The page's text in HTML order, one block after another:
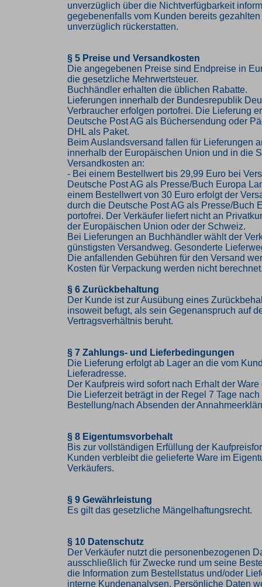
unverzüglich über die Nichtverfügbarkeit
gegebenenfalls vom Kunden bereits
unverzüglich rückerstatten.
§ 5 Preise und Versandkosten
Die angegebenen Preise sind Endpreise in
die gesetzliche Mehrwertsteuer.
Buchhändler erhalten die üblichen Rabatte.
Lieferungen innerhalb der Bundesrepublik
Verbraucher erfolgen portofrei. Die Lieferung
Deutsche Post AG als Büchersendung oder
DHL als Paket.
Beim Auslandsversand fallen für Lieferungen
innerhalb der Europäischen Union und in die
Versandkosten an:
- Bei einem Bestellwert bis 29,99 Euro bei
Deutsche Post AG als Presse/Buch Europa
einem Bestellwert von 30 Euro erfolgt der
durch die Deutsche Post AG als Presse/Buch
portofrei. Der Verkäufer liefert nicht an
der Europäischen Union oder der Schweiz.
Bei Lieferungen an Buchhändler wählt der
günstigsten Versandweg. Gesonderte
Die anfallenden Gebühren für den Versand
Kosten für Verpackung werden nicht
§ 6 Zurückbehaltung
Der Kunde ist zur Ausübung eines
insoweit befugt, als sein Gegenanspruch auf
Vertragsverhältnis beruht.
§ 7 Zahlungs- und Lieferbedingungen
Die Lieferung erfolgt ab Lager an die vom
Lieferadresse.
Der Kaufpreis wird sofort nach Erhalt der
Die Lieferzeit beträgt in der Regel 7 Tage
Bestellung/nach Absenden der
§ 8 Eigentumsvorbehalt
Bis zur vollständigen Erfüllung der
Kunden verbleibt die gelieferte Ware im
Verkäufers.
§ 9 Gewährleistung
Es gilt das gesetzliche Mängelhaftungsrecht.
§ 10 Datenschutz
Der Verkäufer nutzt die personenbezogenen
ausschließlich für Zwecke rund um seine
die Information zum Bestellstatus und/oder
interne Kundenanalysen. Persönliche Daten